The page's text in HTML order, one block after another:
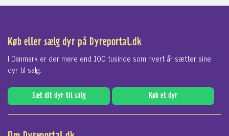
Køb eller sælg dyr på Dyreportal.dk
I Danmark er der mere end 100 tusinde som hvert år sætter sine
dyr til salg.
Sæt dit dyr til salg Køb et dyr